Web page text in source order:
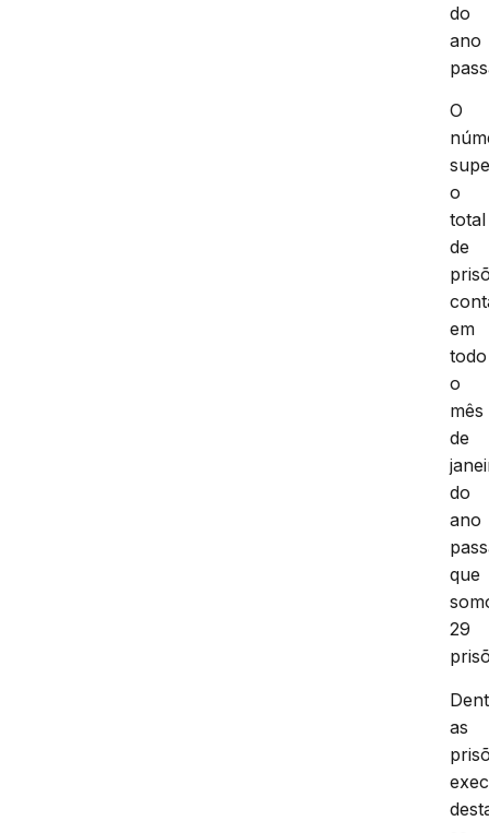
do
ano
O
o
total
de
em
todo
o
mês
de
do
ano
que
29
as